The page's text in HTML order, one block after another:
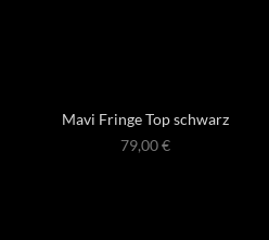
Mavi Fringe Top schwarz
79,00€